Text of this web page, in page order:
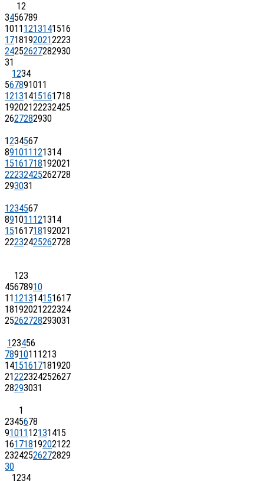
12
3456789
1011 1213141516
17181920212223
24252627282930
31
1234
567891011
12131415161718
19202122232425
2627282930
1234567
891011 121314
15161718192021
22232425262728
293031
1234567
891011 121314
15161718192021
22232425262728
123
45678910
11 121314151617
18192021222324
25262728293031
123456
7891011 1213
14151617181920
21222324252627
28293031
1
2345678
91011 12131415
16171819202122
23242526272829
30
1234